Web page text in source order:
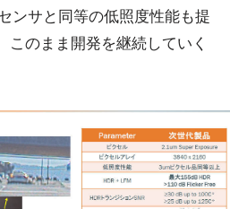
ンサと同等の低照度性能も提
このまま開発を継続していく